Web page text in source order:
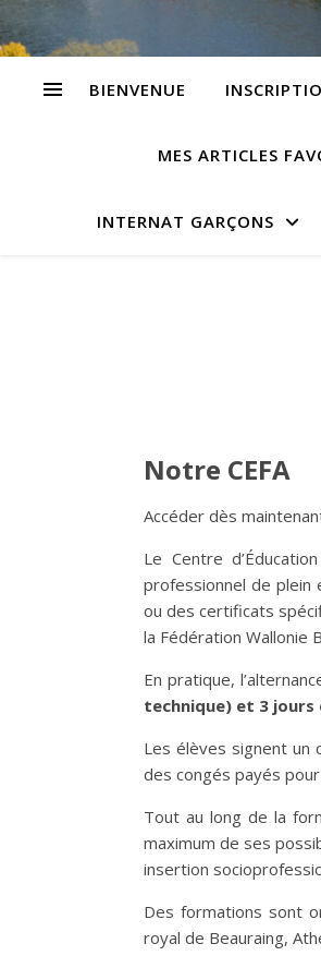
BIENVENUE
MES ARTICLES
INTERNAT GARÇONS
Notre CEFA
Accéder dès
Le Centre
professionnel de plein
ou des certificats
la Fédération Wallonie
En pratique,
technique) et 3
Les élèves signent un
des congés payés
Tout au long de la
maximum de ses
insertion
Des formations sont
royal de Beauraing,